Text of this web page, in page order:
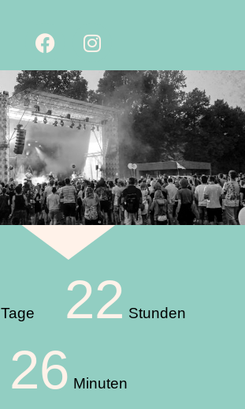
Tage 22 Stunden
26 Minuten